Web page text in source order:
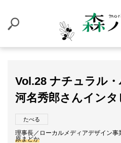
Vol.28 ナチュラル・
河名秀郎さんインタ
たべる
理事長／ローカルメディアデザイン
原まどか